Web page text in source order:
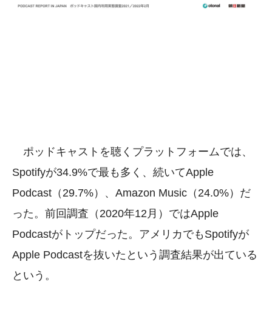
ポッドキャストを聴くプラットフォームでは、
Spotifyが34.9%で最も多く、続いてApple
Podcast（29.7%）、Amazon Music（24.0%）だ
った。前回調査（2020年12月）ではApple
Podcastがトップだった。アメリカでもSpotifyが
Apple Podcastを抜いたという調査結果が出ている
という。